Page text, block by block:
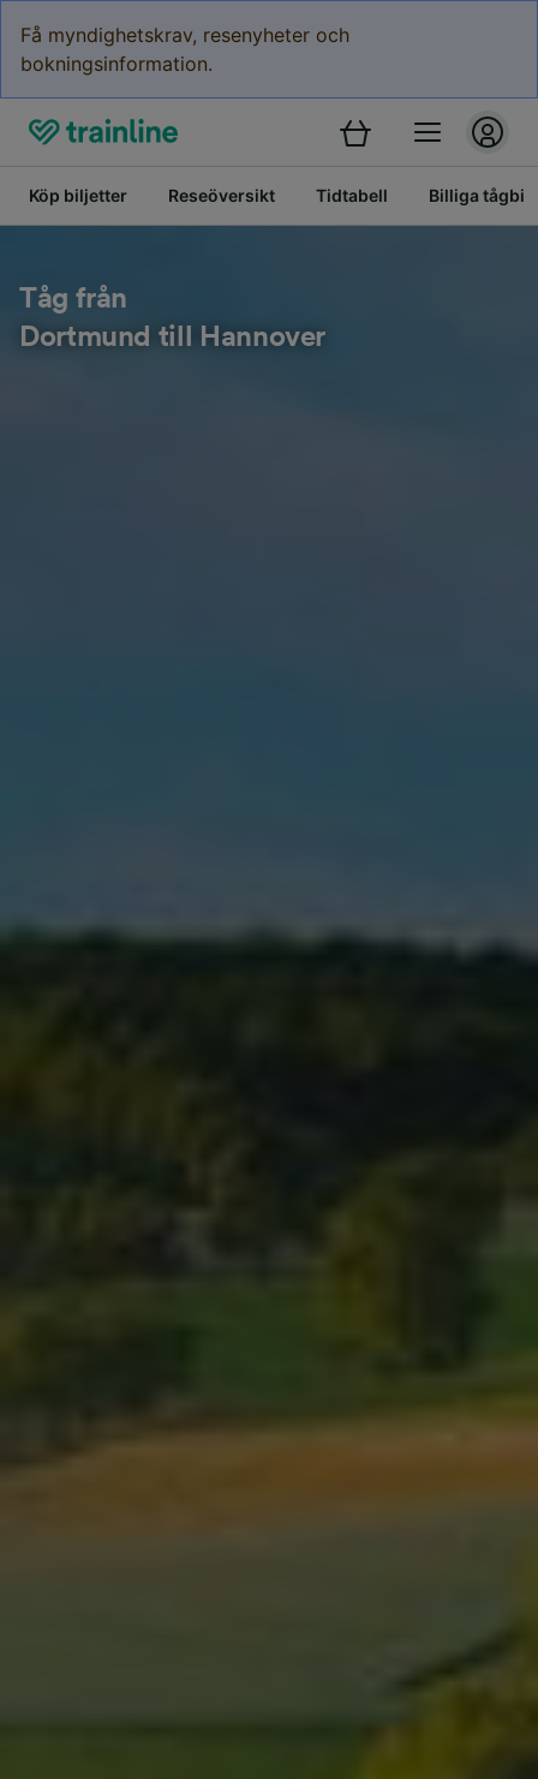
Få myndighetskrav, resenyheter och
bokningsinformation.
Köp biljetter Reseöversikt Tidtabell Billiga
Tåg från
Dortmund till Hannover